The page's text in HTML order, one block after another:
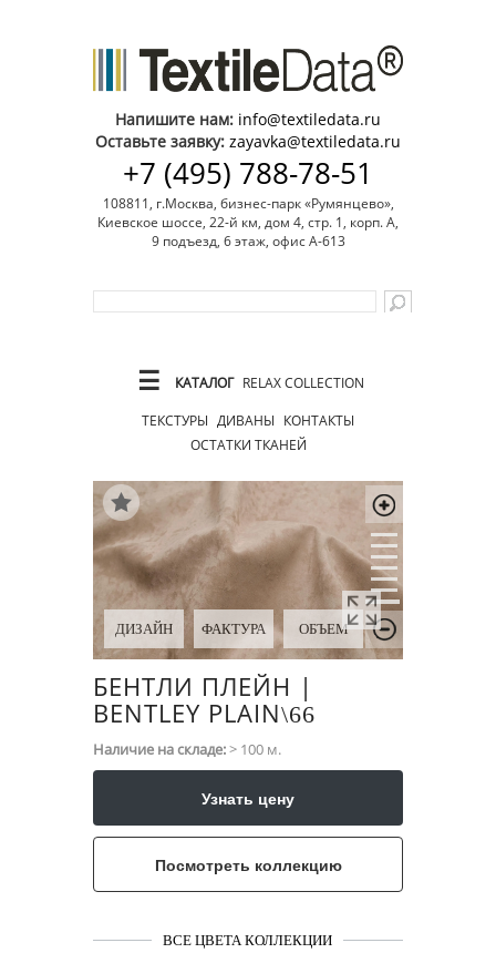
Напишите нам: info@textiledata.ru
Оставьте заявку: zayavka@textiledata.ru
+7 (495) 788-78-51
108811, г.Москва, бизнес-парк «Румянцево»,
Киевское шоссе, 22-й км, дом 4, стр. 1, корп. А,
9 подъезд, 6 этаж, офис А-613
☰ КАТАЛОГ RELAX COLLECTION
ТЕКСТУРЫ ДИВАНЫ КОНТАКТЫ
ОСТАТКИ ТКАНЕЙ
ДИЗАЙН ФАКТУРА ОБЪЕМ
БЕНТЛИ ПЛЕЙН |
BENTLEY PLAIN\​66
Наличие на складе:> 100 м.
Узнать цену
Посмотреть коллекцию
ВСЕ ЦВЕТА КОЛЛЕКЦИИ